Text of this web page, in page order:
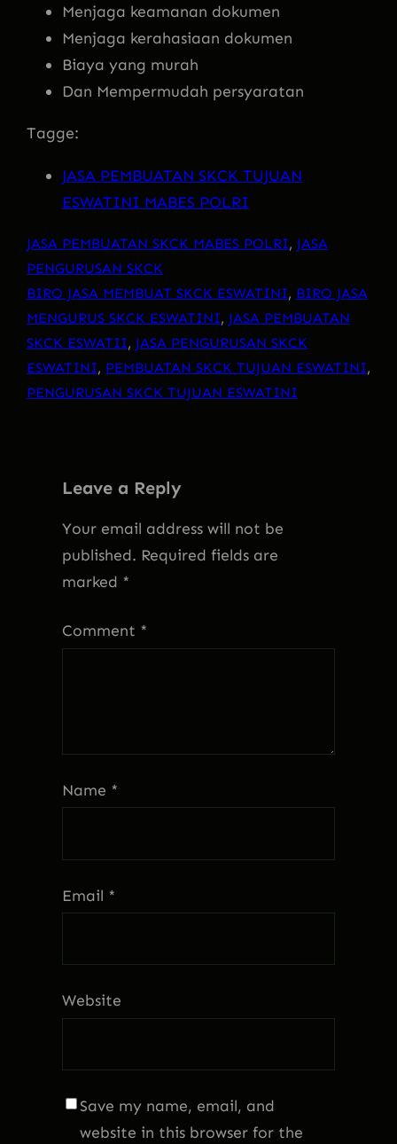
Menjaga keamanan dokumen
Menjaga kerahasiaan dokumen
Biaya yang murah
Dan Mempermudah persyaratan
Tagge:
JASA PEMBUATAN SKCK TUJUAN
ESWATINI MABES POLRI
JASA PEMBUATAN SKCK MABES POLRI, JASA
PENGURUSAN SKCK
BIRO JASA MEMBUAT SKCK ESWATINI, BIRO JASA
MENGURUS SKCK ESWATINI, JASA PEMBUATAN
SKCK ESWATII, JASA PENGURUSAN SKCK
ESWATINI, PEMBUATAN SKCK TUJUAN ESWATINI
PENGURUSAN SKCK TUJUAN ESWATINI
Leave a Reply
Your email address will not be
published. Required fields are
marked *
Comment *
Name *
Email *
Website
Save my name, email, and
website in this browser for the